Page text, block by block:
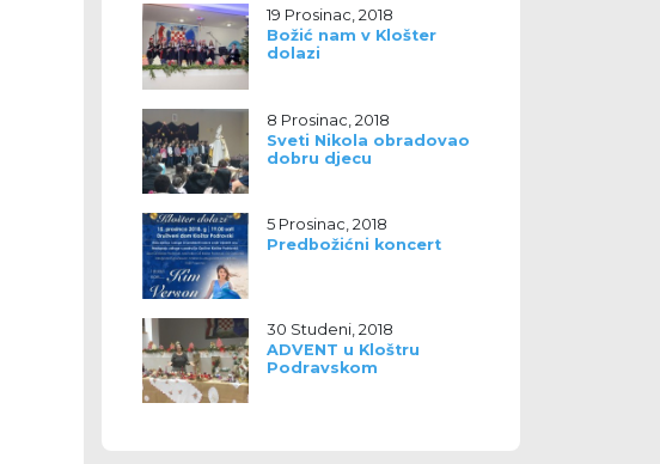
19 Prosinac, 2018
Božić nam v Klošter
dolazi
8 Prosinac, 2018
Sveti Nikola obradovao
dobru djecu
5 Prosinac, 2018
Predbožićni koncert
30 Studeni, 2018
ADVENT u Kloštru
Podravskom